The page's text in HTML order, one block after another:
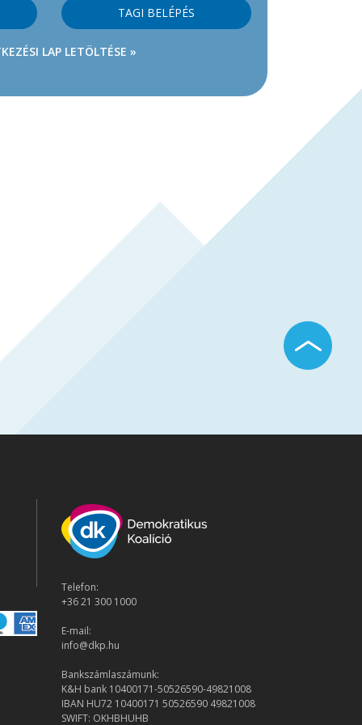
TAGI BELÉPÉS
LAP LETÖLTÉSE »
Telefon:
+36 21 300 1000
E-mail:
info@dkp.hu
Bankszámlaszámunk:
K&H bank 10400171-50526590-49821008
IBAN HU72 10400171 50526590 49821008
SWIFT: OKHBHUHB